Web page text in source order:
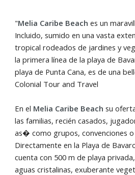
"Melia Caribe Beach es un
Incluido, sumido en una vasta
tropical rodeados de jardines y
la primera línea de la playa de
playa de Punta Cana, es de una
Colonial Tour and Travel
En el Melia Caribe Beachsu
las familias, recién casados,
as� como grupos, convenciones o
Directamente en la Playa de
cuenta con 500 m de playa
aguas cristalinas, exuberante